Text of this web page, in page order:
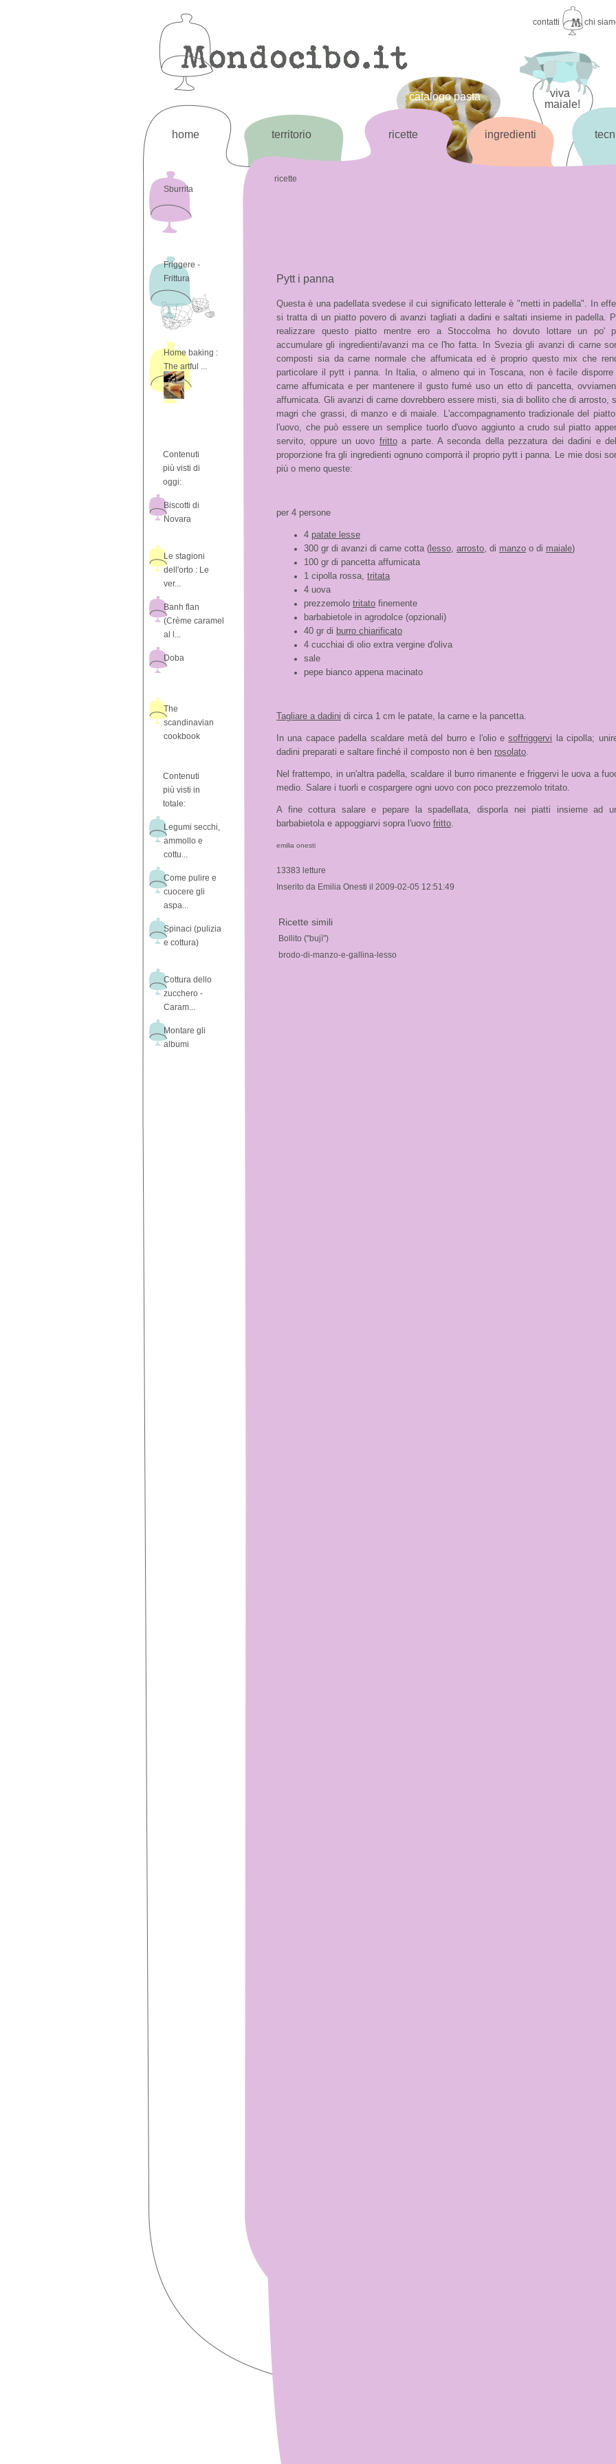
contatti chi
home territorio ricette
catalogo pasta
ingredienti
viva
maiale!
Sburrita
Friggere -
Frittura
Home baking :
The artful ...
Contenuti
più visti di
oggi:
Biscotti di
Novara
Le stagioni
dell'orto : Le
ver...
Banh flan
(Crème caramel
al l...
Doba
The
scandinavian
cookbook
Contenuti
più visti in
totale:
Legumi secchi,
ammollo e
cottu...
Come pulire e
cuocere gli
aspa...
Spinaci (pulizia
e cottura)
Cottura dello
zucchero -
Caram...
Montare gli
albumi
ricette
Pytt i panna
Questa è una padellata svedese il cui significato letterale è "metti in padella". In
si tratta di un piatto povero di avanzi tagliati a dadini e saltati insieme in padella.
realizzare questo piatto mentre ero a Stoccolma ho dovuto lottare un po'
accumulare gli ingredienti/avanzi ma ce l'ho fatta. In Svezia gli avanzi di carne
composti sia da carne normale che affumicata ed è proprio questo mix che
particolare il pytt i panna. In Italia, o almeno qui in Toscana, non è facile disporre
carne affumicata e per mantenere il gusto fumé uso un etto di pancetta,
affumicata. Gli avanzi di carne dovrebbero essere misti, sia di bollito che di arrosto,
magri che grassi, di manzo e di maiale. L'accompagnamento tradizionale del
l'uovo, che può essere un semplice tuorlo d'uovo aggiunto a crudo sul piatto
servito, oppure un uovo frittoa parte. A seconda della pezzatura dei dadini e
proporzione fra gli ingredienti ognuno comporrà il proprio pytt i panna. Le mie dosi
più o meno queste:
per 4 persone
4 patate lesse
300 gr di avanzi di carne cotta ( lesso, arrosto, di manzo o di maiale)
100 gr di pancetta affumicata
1 cipolla rossa, tritata
4 uova
prezzemolo tritato finemente
barbabietole in agrodolce (opzionali)
40 gr di burro chiarificato
4 cucchiai di olio extra vergine d'oliva
sale
pepe bianco appena macinato
Tagliare a dadini di circa 1 cm le patate, la carne e la pancetta.
In una capace padella scaldare metà del burro e l'olio esoffriggervi la cipolla;
dadini preparati e saltare finché il composto non è ben rosolato.
Nel frattempo, in un'altra padella, scaldare il burro rimanente e friggervi le uova a
medio. Salare i tuorli e cospargere ogni uovo con poco prezzemolo tritato.
A fine cottura salare e pepare la spadellata, disporla nei piatti insieme ad
barbabietola e appoggiarvi sopra l'uovo fritto.
emilia onesti
13383 letture
Inserito da Emilia Onesti il 2009-02-05 12:51:49
Ricette simili
Bollito ("bujì")
brodo-di-manzo-e-gallina-lesso